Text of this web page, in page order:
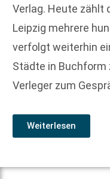
Verlag. Heute zählt
Leipzig mehrere
verfolgt weiterhin
Städte in Buchform
Verleger zum
Weiterlesen